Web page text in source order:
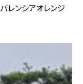
レンシアオレンジ